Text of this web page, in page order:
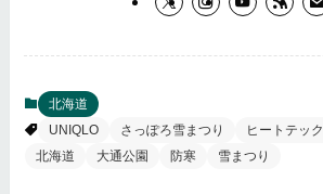
北海道
UNIQLO
さっぽろ雪まつり ヒートテック
北海道
大通公園 防寒 雪まつり